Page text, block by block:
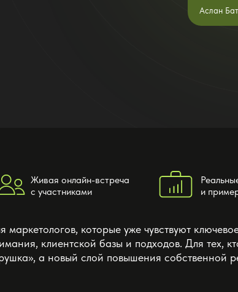
Аслан
Живая онлайн-встреча
с участниками
и
маркетологов, которые уже чувствуют
клиентской базы и подходов. Для тех,
а новый слой повышения собственной